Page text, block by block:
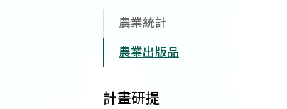
農業統計
農業出版品
計畫研提